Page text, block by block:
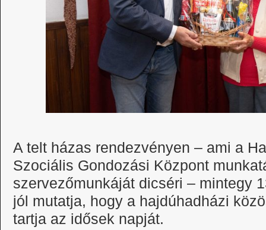
A telt házas rendezvényen – ami a
Szociális Gondozási Központ
szervezőmunkáját dicséri – mintegy
jól mutatja, hogy a hajdúhadházi
tartja az idősek napját.